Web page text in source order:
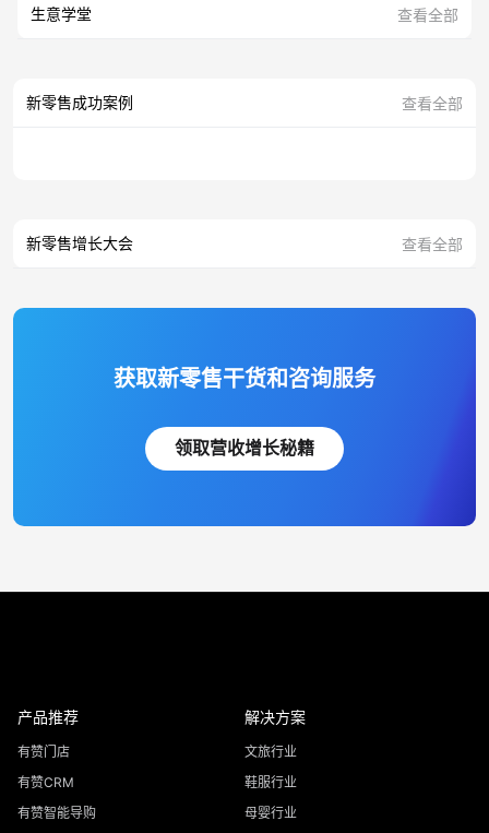
生意学堂 查看全部
新零售成功案例 查看全部
新零售增长大会 查看全部
获取新零售干货和咨询服务
领取营收增长秘籍
产品推荐
有赞门店
有赞CRM
有赞智能导购
解决方案
文旅行业
鞋服行业
母婴行业